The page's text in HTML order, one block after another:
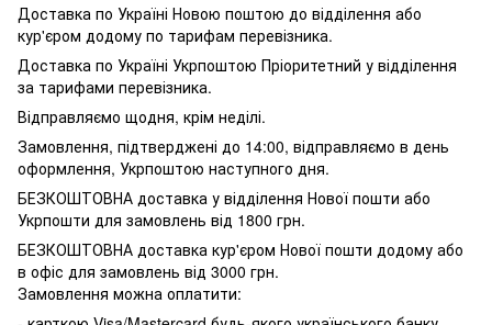
Доставка по Україні Новою поштою до відділення або
кур'єром додому по тарифам перевізника.
Доставка по Україні Укрпоштою Пріоритетний у відділення
за тарифами перевізника.
Відправляємо щодня, крім неділі.
Замовлення, підтверджені до 14:00, відправляємо в день
оформлення, Укрпоштою наступного дня.
БЕЗКОШТОВНА доставка у відділення Нової пошти або
Укрпошти для замовлень від 1800 грн.
БЕЗКОШТОВНА доставка кур'єром Нової пошти додому або
в офіс для замовлень від 3000 грн.
Замовлення можна оплатити: